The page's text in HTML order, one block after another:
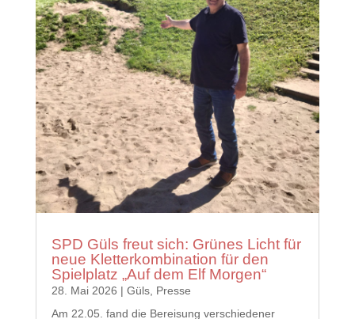
SPD Güls freut sich: Grünes Licht für
neue Kletterkombination für den
Spielplatz „Auf dem Elf Morgen“
28. Mai 2026 | Güls, Presse
Am 22.05. fand die Bereisung verschiedener